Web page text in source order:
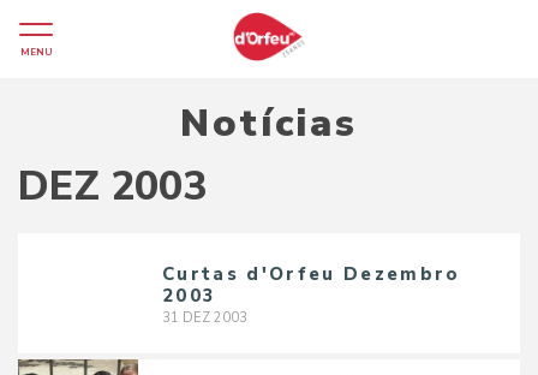
MENU
Notícias
DEZ 2003
Curtas d'Orfeu Dezembro
2003
31 DEZ 2003